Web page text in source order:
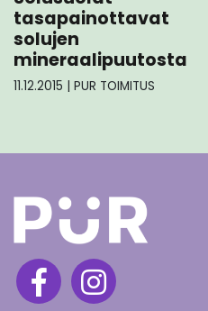
tasapainottavat
solujen
mineraalipuutosta
11.12.2015 PUR TOIMITUS